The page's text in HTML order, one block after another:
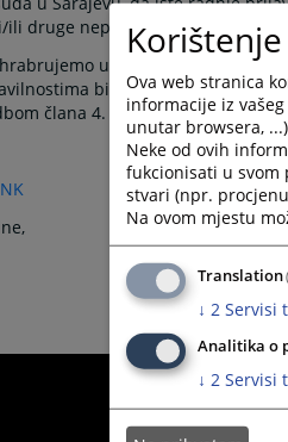
druge nepravilnosti.
uposlenike i sva druga
bilo kojeg uposlenika
člana 4. Pravilnika.
Ova web stranica
informacije iz
unutar browsera,
Neke od ovih
fukcionisati u svom
stvari (npr.
Na ovom mjestu
Translation
↓ 2 Servisi
Analitika o
↓ 2 Servisi